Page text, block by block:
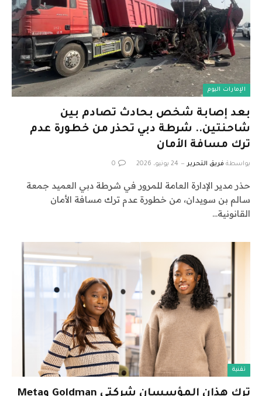
الإمارات اليوم
بعد إصابة شخص بحادث تصادم بين
شاحنتين.. شرطة دبي تحذر من خطورة عدم
ترك مسافة الأمان
بواسطة فريق التحرير 24 يونيو، 2026 0
حذر مدير الإدارة العامة للمرور في شرطة دبي العميد جمعة
سالم بن سويدان، من خطورة عدم ترك مسافة الأمان
القانونية…
تقنية
ترك هذان المؤسسان شركتي Goldman وMeta